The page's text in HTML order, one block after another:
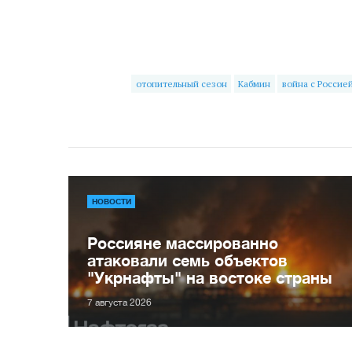
отопительный сезон Кабмин война с
НОВОСТИ
Россияне массированно
атаковали семь объектов
"Укрнафты" на востоке страны
7 августа 2026